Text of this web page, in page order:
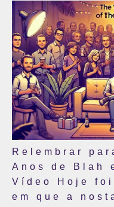
Relembrar
Anos de Blah
Vídeo Hoje
em que a